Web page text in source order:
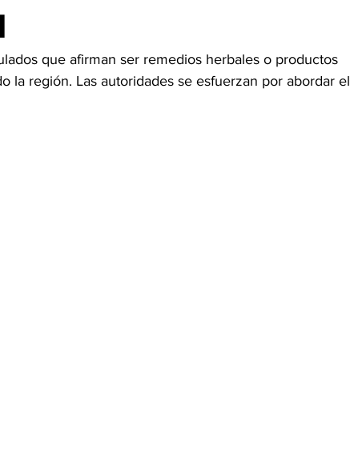
que afirman ser remedios herbales o productos
la región. Las autoridades se esfuerzan por abordar el